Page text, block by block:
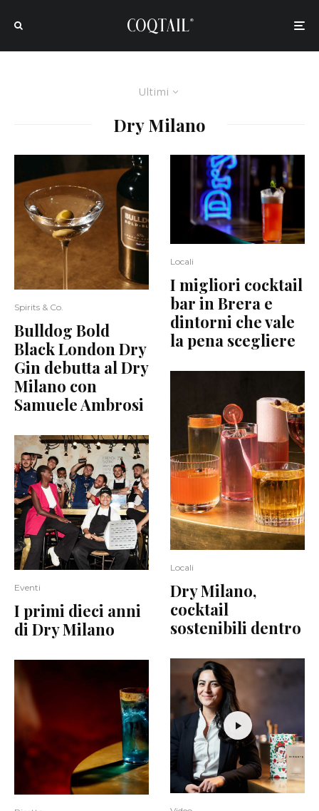
Ultimi
Dry Milano
Spirits & Co.
Bulldog Bold
Black London Dry
Gin debutta al Dry
Milano con
Samuele Ambrosi
Eventi
I primi dieci anni
di Dry Milano
Locali
I migliori cocktail
bar in Brera e
dintorni che vale
la pena scegliere
Locali
Dry Milano,
cocktail
sostenibili dentro